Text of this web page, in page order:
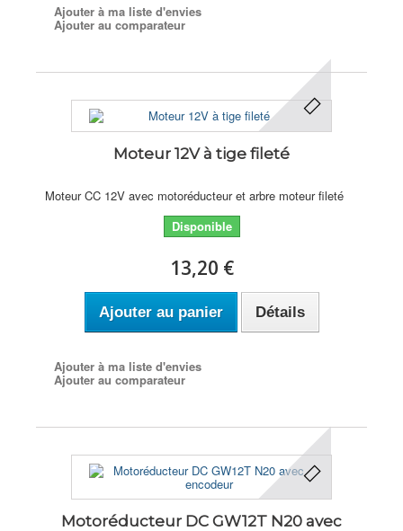
Ajouter à ma liste d'envies
Ajouter au comparateur
Moteur 12V à tige fileté
Moteur CC 12V avec motoréducteur et arbre moteur fileté
Disponible
13,20 €
Ajouter au panier Détails
Ajouter à ma liste d'envies
Ajouter au comparateur
Motoréducteur DC GW12T N20 avec